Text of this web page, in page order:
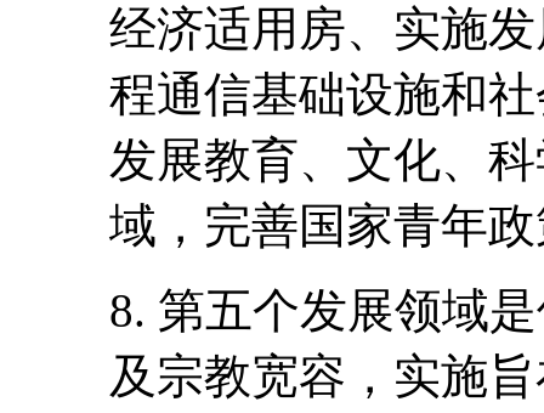
经济适用房、实施
程通信基础设施和
发展教育、文化、
域，完善国家青年
8. 第五个发展领域
及宗教宽容，实施